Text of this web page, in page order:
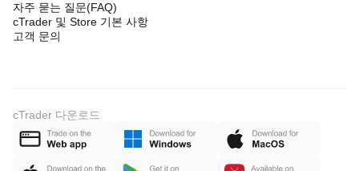
자주 묻는 질문(FAQ)
cTrader 및 Store 기본 사항
고객 문의
cTrader 다운로드